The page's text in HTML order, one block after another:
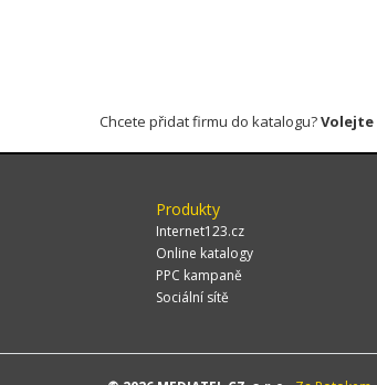
Chcete přidat firmu do katalogu?Volejte
Produkty
Internet123.cz
Online katalogy
PPC kampaně
Sociální sítě